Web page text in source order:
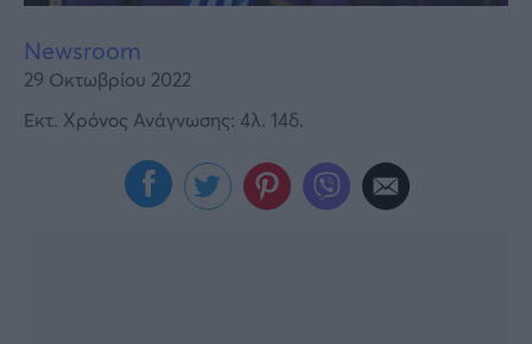
Newsroom
29 Οκτωβρίου 2022
Εκτ. Χρόνος Ανάγνωσης: 4λ. 14δ.